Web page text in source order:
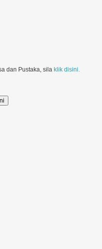
dan Pustaka, sila klik disini.